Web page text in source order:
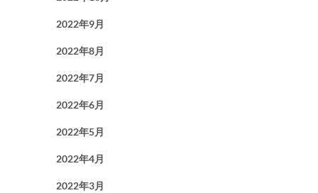
2022年9月
2022年8月
2022年7月
2022年6月
2022年5月
2022年4月
2022年3月